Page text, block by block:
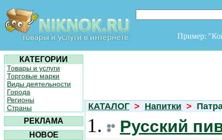
Пример:
КАТЕГОРИИ
Товары и услуги
Торговые марки
Виды деятельности
Города
Регионы
Страны
РЕКЛАМА
НОВОЕ
КАТАЛОГ > Напитки >
1. Русский